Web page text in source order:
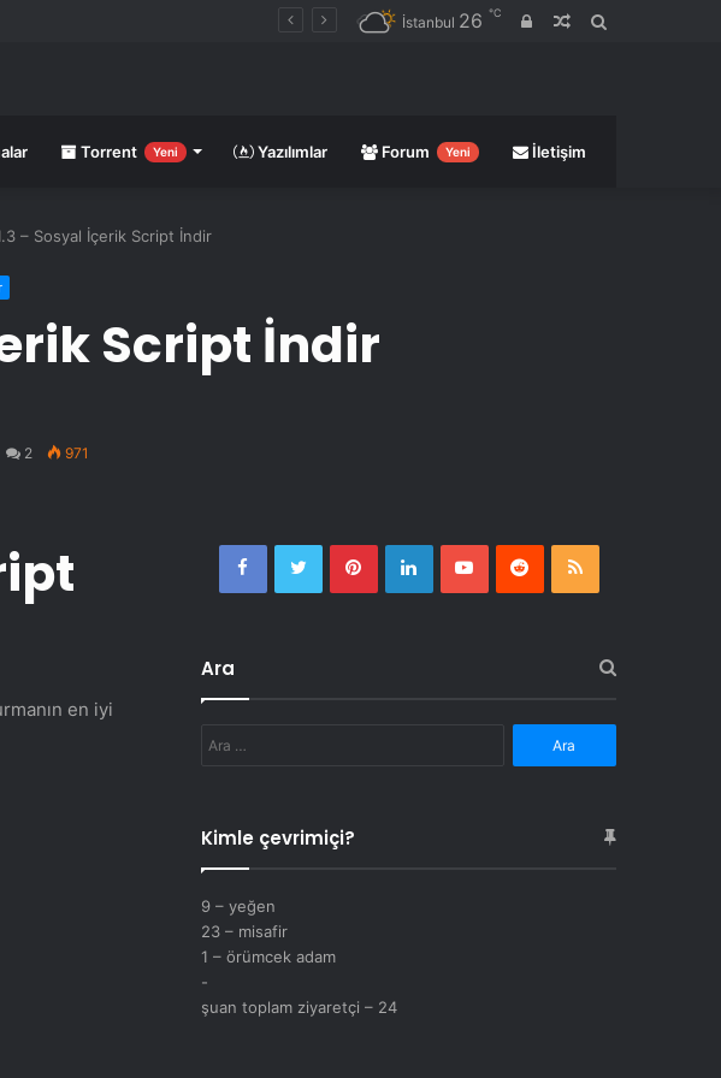
Rastgele
Giriş
İstanbul 26 ℃
Torrent Yeni Yazılımlar Forum Yeni İletişim
– Sosyal İçerik Script İndir
Script İndir
2 971
en iyi
FacebookTwitterPinterestLinkedInYouTubeRedditRSS
Ara
Kimle çevrimiçi?
9 – yeğen
23 – misafir
1 – örümcek adam
-
şuan toplam ziyaretçi – 24